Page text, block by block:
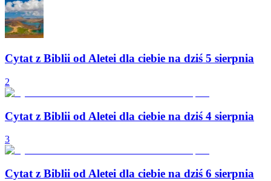
Cytat z Biblii od Aletei dla ciebie na dziś 5 sierpnia
2
Cytat z Biblii od Aletei dla ciebie na dziś 4 sierpnia
3
Cytat z Biblii od Aletei dla ciebie na dziś 6 sierpnia